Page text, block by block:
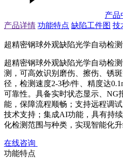
产品
产品详情 功能特点 缺陷工件图 技
超精密钢球外观缺陷光学自动检
超精密钢球外观缺陷光学自动检
测，可高效识别磨伤、擦伤、锈
径，检测速度2-3秒/件、精度达
可靠性。具备实时状态显示、NG
能，保障流程顺畅；支持远程调
技术支持；集成AI功能，具有持
化检测范围与种类，实现智能化升
在线咨询
功能特点